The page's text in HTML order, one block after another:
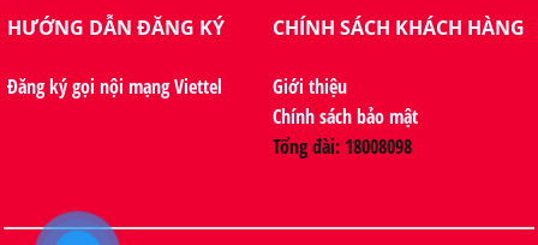
HƯỚNG DẪN ĐĂNG KÝ
Đăng ký gọi nội mạng Viettel
CHÍNH SÁCH KHÁCH HÀNG
Giới thiệu
Chính sách bảo mật
Tổng đài: 18008098